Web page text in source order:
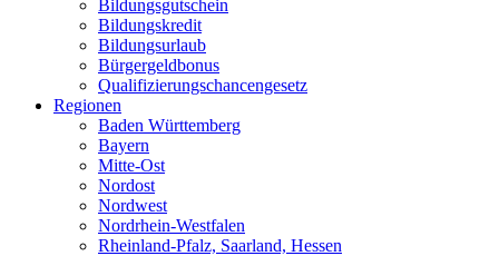
Bildungsgutschein
Bildungskredit
Bildungsurlaub
Bürgergeldbonus
Qualifizierungschancengesetz
Regionen
Baden Württemberg
Bayern
Mitte-Ost
Nordost
Nordwest
Nordrhein-Westfalen
Rheinland-Pfalz, Saarland, Hessen